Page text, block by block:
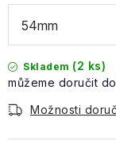
Skladem (2 ks)
Možnosti